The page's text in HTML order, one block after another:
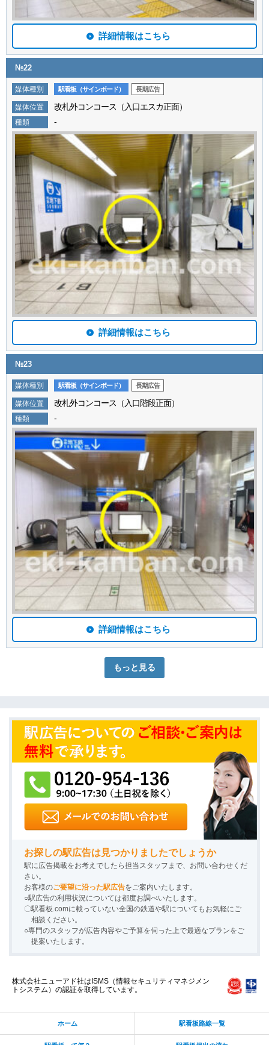
詳細情報はこちら
№22
媒体種別 駅看板（サインボード） 長期広告
媒体位置 改札外コンコース（入口エスカ正面）
種類 -
詳細情報はこちら
№23
媒体種別 駅看板（サインボード） 長期広告
媒体位置 改札外コンコース（入口階段正面）
種類 -
詳細情報はこちら
もっと見る
お探しの駅広告は見つかりましたでしょうか
駅に広告掲載をお考えでしたら担当スタッフまで、お問い合わせくだ
さい。
お客様のご要望に沿った駅広告をご案内いたします。
○駅広告の利用状況については都度お調べいたします。
〇駅看板.comに載っていない全国の鉄道や駅についてもお気軽にご
相談ください。
○専門のスタッフが広告内容やご予算を伺った上で最適なプランをご
提案いたします。
株式会社ニューアド社はISMS（情報セキュリティマネジメン
トシステム）の認証を取得しています。
ホーム 駅看板路線一覧